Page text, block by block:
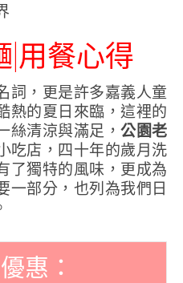
|用餐心得
詞，更是許多嘉義人童
熱的夏日來臨，這裡的
絲清涼與滿足，公園老
吃店，四十年的歲月洗
了獨特的風味，更成為
一部分，也列為我們日
惠：